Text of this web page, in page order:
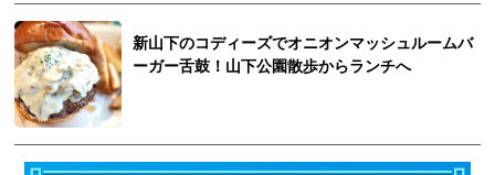
新山下のコディーズでオニオンマッシュルームバ
ーガー舌鼓！山下公園散歩からランチへ